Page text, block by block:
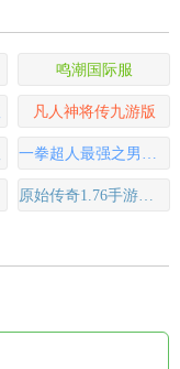
鸣潮国际服
凡人神将传九游版
一拳超人最强之男九游版
原始传奇1.76手游官方版